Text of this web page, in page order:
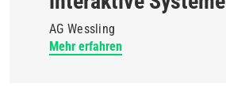
AG Wessling
Mehr erfahren